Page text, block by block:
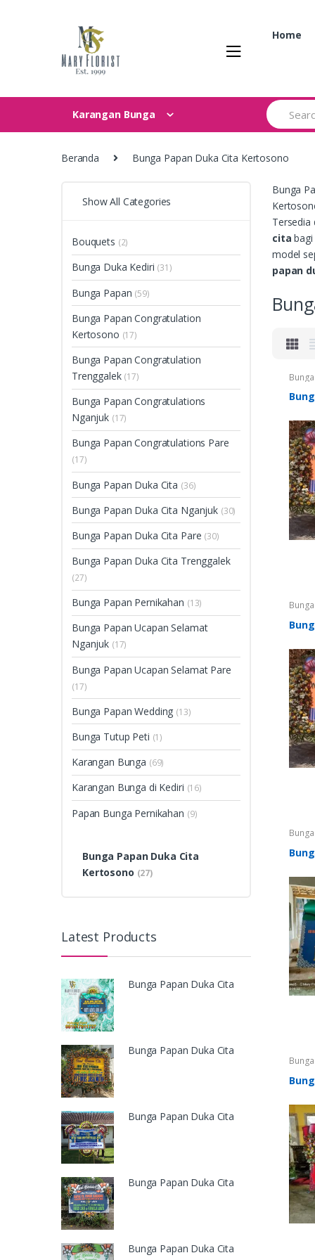
Home
Karangan Bunga
Search
for:
Beranda Bunga Papan Duka Cita Kertosono
Bunga
Tersedia
cita
model
papan
Cita
Cita
Bunga
Papan
Cita,
Cita
Cita
Bunga
Cita
Cita
Bunga
Show All Categories
Bouquets (2)
Bunga Duka Kediri (31)
Bunga Papan (59)
Bunga Papan Congratulation
Kertosono (17)
Bunga Papan Congratulation
Trenggalek (17)
Bunga Papan Congratulations
Nganjuk (17)
Bunga Papan Congratulations Pare
(17)
Bunga Papan Duka Cita (36)
Bunga Papan Duka Cita Nganjuk (30)
Bunga Papan Duka Cita Pare (30)
Bunga Papan Duka Cita Trenggalek
(27)
Bunga Papan Pernikahan (13)
Bunga Papan Ucapan Selamat
Nganjuk (17)
Bunga Papan Ucapan Selamat Pare
(17)
Bunga Papan Wedding (13)
Bunga Tutup Peti (1)
Karangan Bunga (69)
Karangan Bunga di Kediri (16)
Papan Bunga Pernikahan (9)
Bunga Papan Duka Cita
Kertosono (27)
Latest Products
Bunga Papan Duka Cita
Bunga Papan Duka Cita
Bunga Papan Duka Cita
Bunga Papan Duka Cita
Bunga Papan Duka Cita